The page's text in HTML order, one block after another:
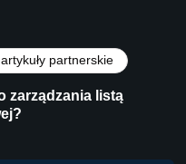
artykuły partnerskie
zarządzania listą